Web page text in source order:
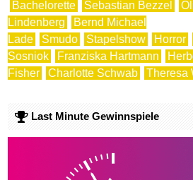
Bachelorette Sebastian Bezzel
Lindenberg
Bernd Michael
Lade
Smudo Stapelshow Horror
Sosniok
Franziska Hartmann
Fisher
Charlotte Schwab Theresa
Last Minute Gewinnspiele